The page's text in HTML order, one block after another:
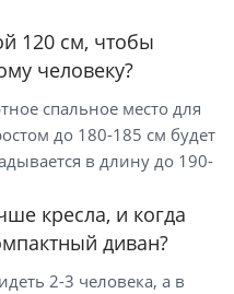
120 см, чтобы
человеку?
спальное место для
до 180-185 см будет
в длину до 190-
кресла, и когда
диван?
2-3 человека, а в